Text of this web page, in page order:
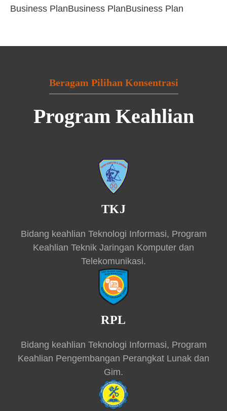
Business PlanBusiness PlanBusiness Plan
Beragam Pilihan Konsentrasi
Program Keahlian
TKJ
Bidang keahlian Teknologi Informasi, Program
Keahlian Teknik Jaringan Komputer dan
Telekomunikasi.
RPL
Bidang keahlian Teknologi Informasi, Program
Keahlian Pengembangan Perangkat Lunak dan
Gim.